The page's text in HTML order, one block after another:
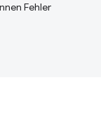
Fehler